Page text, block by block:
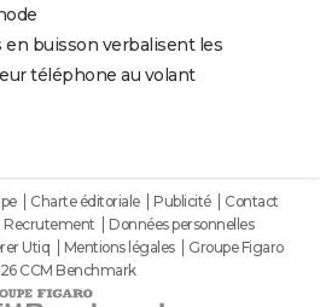
en buisson verbalisent les
téléphone au volant
Charte éditoriale Publicité
Contact
Recrutement
Données personnelles
Utiq Mentions légales
Groupe Figaro
CCM Benchmark